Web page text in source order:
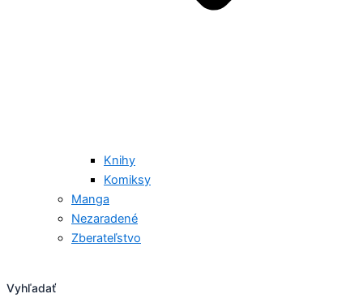
Knihy
Komiksy
Manga
Nezaradené
Zberateľstvo
Vyhľadať